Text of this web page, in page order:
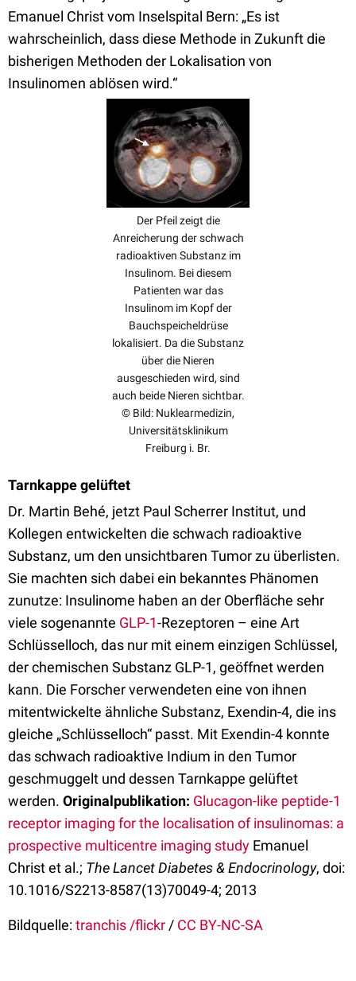
Emanuel Christ vom Inselspital Bern: „Es ist
wahrscheinlich, dass diese Methode in Zukunft die
bisherigen Methoden der Lokalisation von
Insulinomen ablösen wird.“
Der Pfeil zeigt die
Anreicherung der schwach
radioaktiven Substanz im
Insulinom. Bei diesem
Patienten war das
Insulinom im Kopf der
Bauchspeicheldrüse
lokalisiert. Da die Substanz
über die Nieren
ausgeschieden wird, sind
auch beide Nieren sichtbar.
© Bild: Nuklearmedizin,
Universitätsklinikum
Freiburg i. Br.
Tarnkappe gelüftet
Dr. Martin Behé, jetzt Paul Scherrer Institut, und
Kollegen entwickelten die schwach radioaktive
Substanz, um den unsichtbaren Tumor zu überlisten.
Sie machten sich dabei ein bekanntes Phänomen
zunutze: Insulinome haben an der Oberfläche sehr
viele sogenannte GLP-1-Rezeptoren – eine Art
Schlüsselloch, das nur mit einem einzigen Schlüssel,
der chemischen Substanz GLP-1, geöffnet werden
kann. Die Forscher verwendeten eine von ihnen
mitentwickelte ähnliche Substanz, Exendin-4, die ins
gleiche „Schlüsselloch“ passt. Mit Exendin-4 konnte
das schwach radioaktive Indium in den Tumor
geschmuggelt und dessen Tarnkappe gelüftet
werden. Originalpublikation: Glucagon-like peptide-1
receptor imaging for the localisation of insulinomas: a
prospective multicentre imaging study Emanuel
Christ et al.; The Lancet Diabetes & Endocrinology, doi:
10.1016/S2213-8587(13)70049-4; 2013
Bildquelle:tranchis /flickr / CC BY-NC-SA